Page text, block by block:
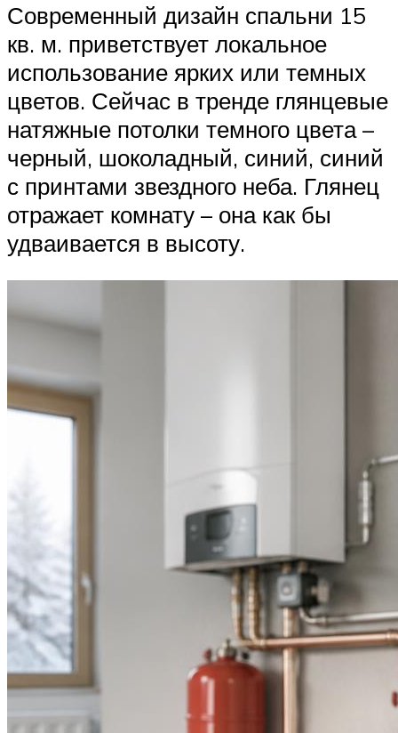
Современный дизайн спальни 15
кв. м. приветствует локальное
использование ярких или темных
цветов. Сейчас в тренде глянцевые
натяжные потолки темного цвета –
черный, шоколадный, синий, синий
с принтами звездного неба. Глянец
отражает комнату – она как бы
удваивается в высоту.